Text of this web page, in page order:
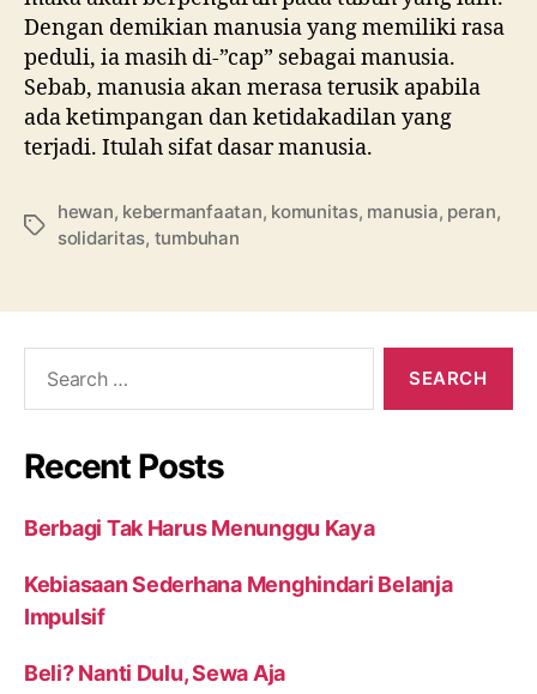
Dengan demikian manusia yang memiliki rasa
peduli, ia masih di-”cap” sebagai manusia.
Sebab, manusia akan merasa terusik apabila
ada ketimpangan dan ketidakadilan yang
terjadi. Itulah sifat dasar manusia.
Tags
hewan, kebermanfaatan, komunitas, manusia, peran,
solidaritas, tumbuhan
Recent Posts
Berbagi Tak Harus Menunggu Kaya
Kebiasaan Sederhana Menghindari Belanja
Impulsif
Beli? Nanti Dulu, Sewa Aja